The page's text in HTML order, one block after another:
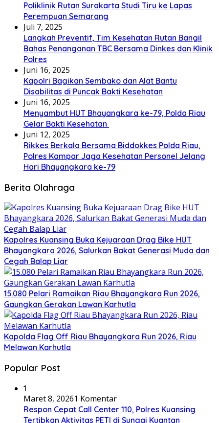
Poliklinik Rutan Surakarta Studi Tiru ke Lapas
Perempuan Semarang
Juli 7, 2025
Langkah Preventif, Tim Kesehatan Rutan Bangil
Bahas Penanganan TBC Bersama Dinkes dan Klinik
Polres
Juni 16, 2025
Kapolri Bagikan Sembako dan Alat Bantu
Disabilitas di Puncak Bakti Kesehatan
Juni 16, 2025
Menyambut HUT Bhayangkara ke-79, Polda Riau
Gelar Bakti Kesehatan
Juni 12, 2025
Rikkes Berkala Bersama Biddokkes Polda Riau,
Polres Kampar Jaga Kesehatan Personel Jelang
Hari Bhayangkara ke-79
Berita Olahraga
Kapolres Kuansing Buka Kejuaraan Drag Bike HUT
Bhayangkara 2026, Salurkan Bakat Generasi Muda dan
Cegah Balap Liar
15.080 Pelari Ramaikan Riau Bhayangkara Run 2026,
Gaungkan Gerakan Lawan Karhutla
Kapolda Flag Off Riau Bhayangkara Run 2026, Riau
Melawan Karhutla
Popular Post
1
Maret 8, 20261 Komentar
Respon Cepat Call Center 110, Polres Kuansing
Tertibkan Aktivitas PETI di Sungai Kuantan